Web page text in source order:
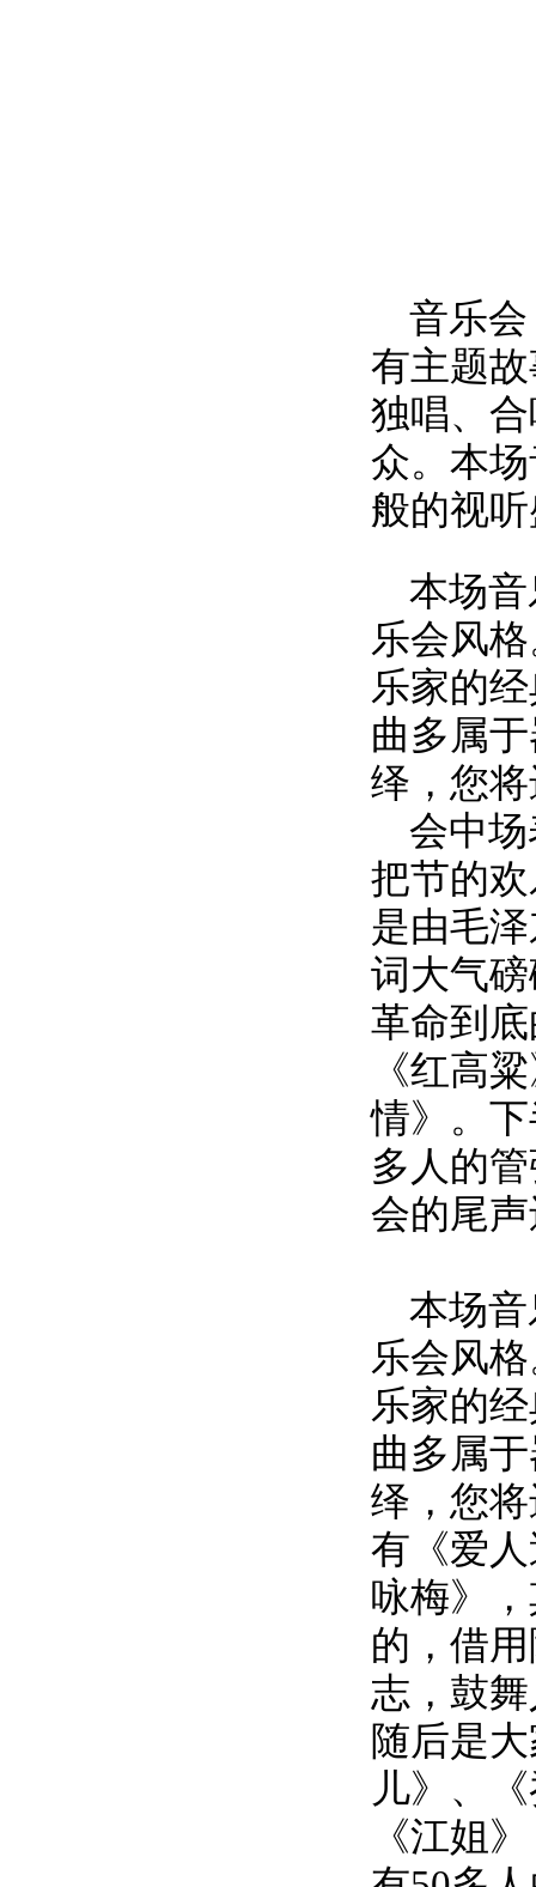
音乐
有主题
独唱、
众。本
般的视
本场
乐会风
乐家的
曲多属
绎，您
会中
把节的
是由毛
词大气
革命到
《红高
情》。
多人的
会的尾
本场
乐会风
乐家的
曲多属
绎，您
有《爱
咏梅》
的，借
志，鼓
随后是
儿》、
《江姐